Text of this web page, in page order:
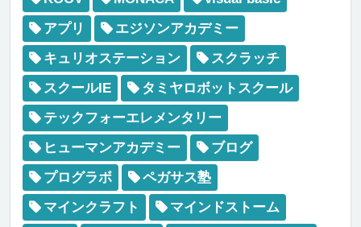
アプリ
エジソンアカデミー
キュリオステーション
スクラッチ
スクールIE
タミヤロボットスクール
テックフォーエレメンタリー
ヒューマンアカデミー
ブログ
プログラボ
ペガサス塾
マインクラフト
マインドストーム